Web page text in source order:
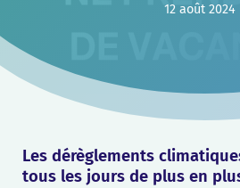
12 août 2024
Les dérèglements
tous les jours de plus en